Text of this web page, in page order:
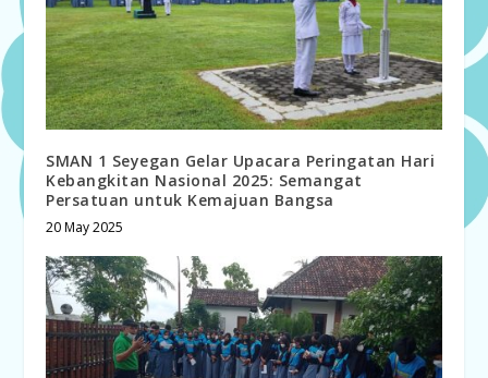
SMAN 1 Seyegan Gelar Upacara Peringatan Hari
Kebangkitan Nasional 2025: Semangat
Persatuan untuk Kemajuan Bangsa
20 May 2025